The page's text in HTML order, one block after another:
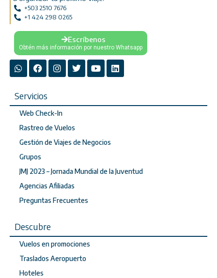
+503 2510 7676
+1 424 298 0265
Escríbenos
Obtén más información por nuestro Whatsapp
Servicios
Web Check-In
Rastreo de Vuelos
Gestión de Viajes de Negocios
Grupos
JMJ 2023 – Jornada Mundial de la Juventud
Agencias Afiliadas
Preguntas Frecuentes
Descubre
Vuelos en promociones
Traslados Aeropuerto
Hoteles